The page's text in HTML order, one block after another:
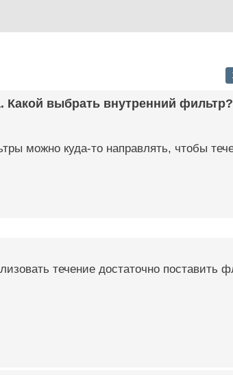
Какой выбрать внутренний
можно куда-то направлять, чтобы
течение достаточно поставить